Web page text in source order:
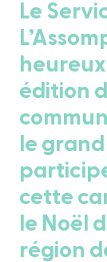
Le
édition
le
cette
le Noël
région